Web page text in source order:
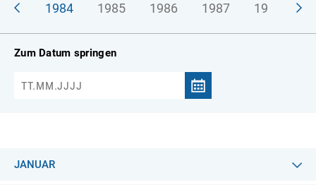
1984 1985 1986 1987 1988
Zum Datum springen
JANUAR